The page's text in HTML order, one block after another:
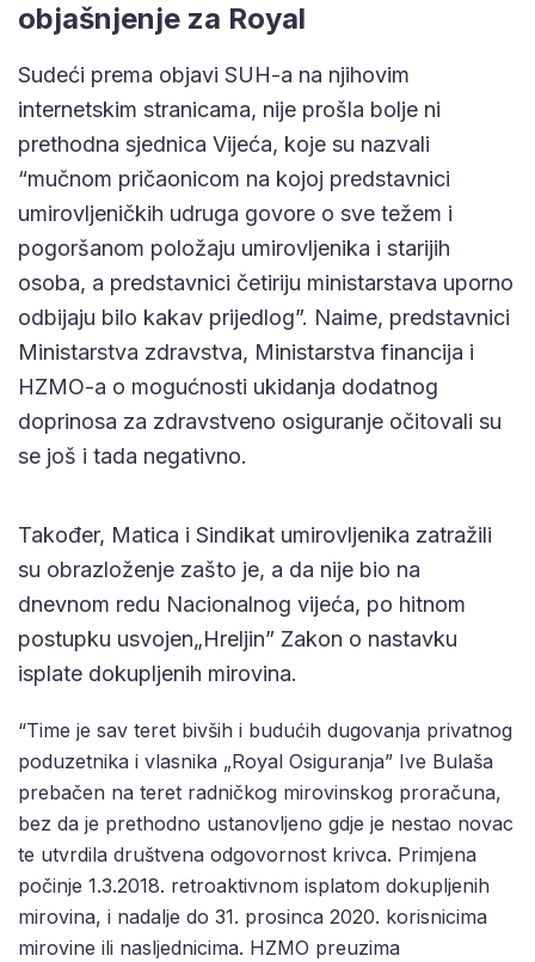
objašnjenje za Royal
Sudeći prema objavi SUH-a na njihovim
internetskim stranicama, nije prošla bolje ni
prethodna sjednica Vijeća, koje su nazvali
“mučnom pričaonicom na kojoj predstavnici
umirovljeničkih udruga govore o sve težem i
pogoršanom položaju umirovljenika i starijih
osoba, a predstavnici četiriju ministarstava uporno
odbijaju bilo kakav prijedlog”. Naime, predstavnici
Ministarstva zdravstva, Ministarstva financija i
HZMO-a o mogućnosti ukidanja dodat­nog
doprinosa za zdravstveno osigura­nje očitovali su
se još i tada negativno.
Također, Matica i Sindikat umirovljenika zatra­žili
su obrazloženje zašto je, a da nije bio na
dnevnom redu Nacionalnog vije­ća, po hitnom
postupku usvojen„Hreljin” Zakon o nastavku
isplate dokupljenih mirovina.
“Time je sav teret bivših i budućih dugo­vanja privatnog
poduzetnika i vlasnika „Royal Osiguranja” Ive Bulaša
prebačen na teret radničkog mirovinskog prora­čuna,
bez da je prethodno ustanovljeno gdje je nestao novac
te utvrdila društve­na odgovornost krivca. Primjena
počinje 1.3.2018. retroaktivnom isplatom doku­pljenih
mirovina, i nadalje do 31. prosin­ca 2020. korisnicima
mirovine ili nasljed­nicima. HZMO preuzima